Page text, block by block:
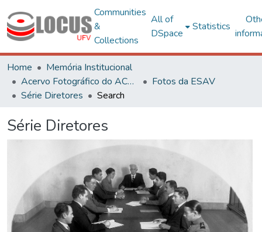
Communities
&
Collections
All of
DSpace
Statistics
Home
Memória Institucional
Acervo Fotográfico do ACH-UFV
Fotos da ESAV
Série Diretores
Search
Série Diretores